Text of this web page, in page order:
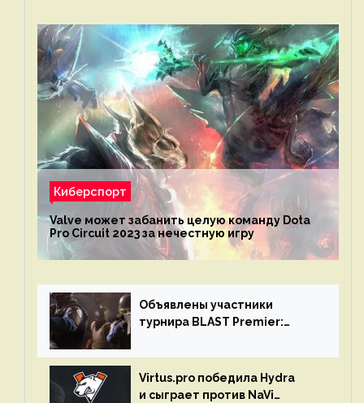
Киберспорт
Valve может забанить целую команду Dota
Pro Circuit 2023 за нечестную игру
Объявлены участники
турнира BLAST Premier:
Virtus.pro победила Hydra
и сыграет против NaVi